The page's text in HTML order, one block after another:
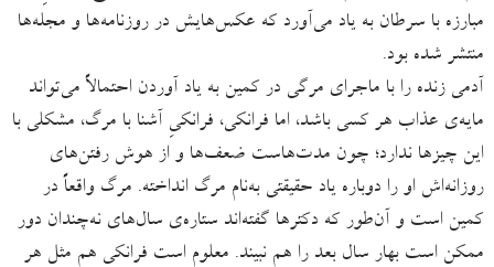
مبارزه با سرطان به یاد می‌‌آورد که عکس‌هایش در روزنامه‌‌ها و مجله‌ها
منتشر شده بود.
آدمی زنده را با ماجرای مرگی در کمین به یاد آوردن احتمالاً می‌تواند
مایه‌ی عذاب هر کسی باشد، اما فرانکی، فرانکیِ آشنا با مرگ، مشکلی با
این چیزها ندارد؛ چون مدت‌هاست ضعف‌ها و از هوش رفتن‌های
روزانه‌اش او را دوباره یاد حقیقتی به‌نام مرگ انداخته. مرگ واقعاً در
کمین است و آن‌طور که دکترها گفته‌اند ستاره‌ی سال‌های نه‌چندان دور
ممکن است بهار سال بعد را هم نبیند. معلوم است فرانکی هم مثل هر